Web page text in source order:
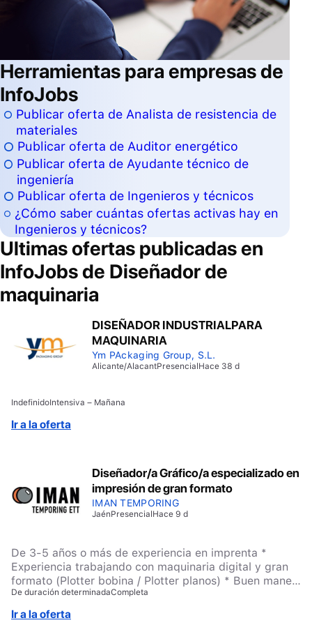
Herramientas para empresas de
InfoJobs
Publicar oferta de Analista de resistencia de
materiales
Publicar oferta de Auditor energético
Publicar oferta de Ayudante técnico de
ingeniería
Publicar oferta de Ingenieros y técnicos
¿Cómo saber cuántas ofertas activas hay en
Ingenieros y técnicos?
Ultimas ofertas publicadas en
InfoJobs de Diseñador de
maquinaria
DISEÑADOR INDUSTRIALPARA
MAQUINARIA
Ym PAckaging Group, S.L.
Alicante/AlacantPresencialHace 38 d
IndefinidoIntensiva – Mañana
Ir a la oferta
Diseñador/a Gráfico/a especializado en
impresión de gran formato
IMAN TEMPORING
JaénPresencialHace 9 d
De 3-5 años o más de experiencia en imprenta *
Experiencia trabajando con maquinaria digital y gran
formato (Plotter bobina / Plotter planos) * Buen manejo
de equipos tecnológicos y herramientas software de
diseño gráfico (paquete Adobe Photoshop, Ilustrator) *
De duración determinadaCompleta
Ir a la oferta